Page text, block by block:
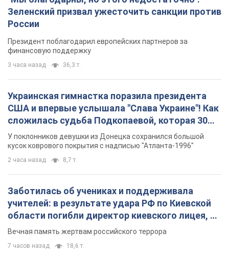
Зеленский призвал ужесточить санкции против
России
Президент поблагодарил европейских партнеров за
финансовую поддержку
3 часа назад 36,3 т.
Украинская гимнастка поразила президента
США и впервые услышала "Слава Украине"! Как
сложилась судьба Подкопаевой, которая 30
лет назад завоевала "золото" Олимпиады
У поклонников девушки из Донецка сохранился большой
кусок коврового покрытия с надписью "Атланта-1996"
2 часа назад 8,7 т.
Заботилась об учениках и поддерживала
учителей: в результате удара РФ по Киевской
области погибли директор киевского лицея, её
муж и внук
Вечная память жертвам российского террора
7 часов назад 18,6 т.